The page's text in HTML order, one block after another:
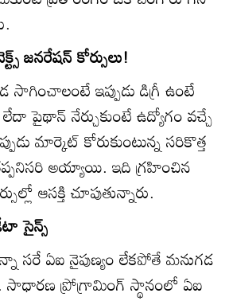
జనరేషన్‌ కోర్సులు!
ఇప్పుడు డిగ్రీ ఉంటే
పైథాన్‌ నేర్చుకుంటే ఉద్యోగం వచ్చే
మార్కెట్‌ కోరుకుంటున్న సరికొత్త
అయ్యాయి. ఇది గ్రహించిన
ఆసక్తి చూపుతున్నారు.
సైన్స్‌
సరే ఏఐ నైపుణ్యం లేకపోతే మనుగడ
ప్రోగ్రామింగ్‌ స్థానంలో ఏఐ